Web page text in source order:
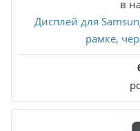
в
Дисплей для
рамке,